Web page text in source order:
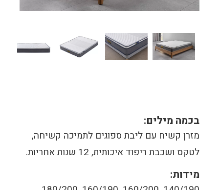
בכמה מילים:
מזרן קשיח עם ליבת ספוגים לתמיכה קשיחה,
לטקס ושכבת ריפוד איכותית, 12 שנות אחריות.
מידות: